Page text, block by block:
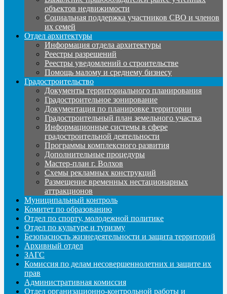
объектов недвижимости
Социальная поддержка участников СВО и членов
их семей
Отдел архитектуры
Информация отдела архитектуры
Реестры разрешений
Реестры уведомлений о строительстве
Помощь малому и среднему бизнесу
Градостроительство
Документы территориального планирования
Градостроительное зонирование
Документация по планировке территории
Градостроительный план земельного участка
Информационные системы в сфере
градостроительной деятельности
Программы комплексного развития
Дополнительные процедуры
Мастер-план г. Волхов
Схемы рекламных конструкций
Размещение временных нестационарных
аттракционов
Муниципальный контроль
Комитет по образованию
Отдел по спорту, молодежной политике
Отдел по культуре и туризму
Безопасность жизнедеятельности и защита территорий
Архивный отдел
ЗАГС
Комиссия по делам несовершеннолетних и защите их
прав
Административная комиссия
Отдел организационно-контрольной работы и